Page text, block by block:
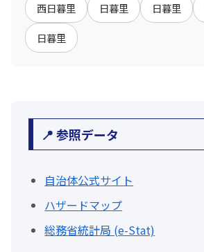
西日暮里 日暮里 日暮里
日暮里
📍 参照データ
自治体公式サイト
ハザードマップ
総務省統計局 (e-Stat)